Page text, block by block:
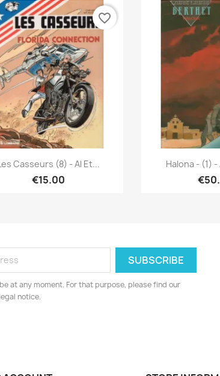
Quick view
Casseurs (8) - Al Et...
€15.00
favorite_border

Halona - (1)
at any moment. For that purpose, please find our
notice.